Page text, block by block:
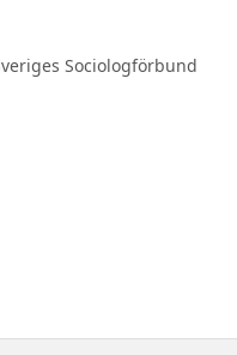
Sociologförbund